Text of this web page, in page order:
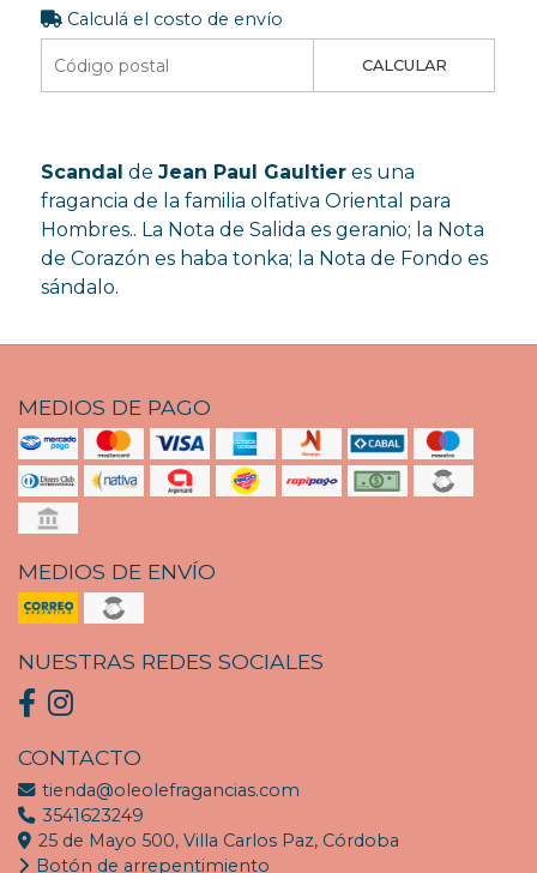
Calculá el costo de envío
CALCULAR
Scandal de Jean Paul Gaultieres una
fragancia de la familia olfativa Oriental para
Hombres.. La Nota de Salida es geranio; la Nota
de Corazón es haba tonka; la Nota de Fondo es
sándalo.
MEDIOS DE PAGO
MEDIOS DE ENVÍO
NUESTRAS REDES SOCIALES
CONTACTO
tienda@oleolefragancias.com
3541623249
25 de Mayo 500, Villa Carlos Paz, Córdoba
Botón de arrepentimiento